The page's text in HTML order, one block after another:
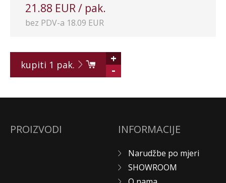
21.88 EUR / pak.
bez PDV-a 18.09 EUR
kupiti 1 pak.
+
-
PROIZVODI INFORMACIJE
Narudžbe po mjeri
SHOWROOM